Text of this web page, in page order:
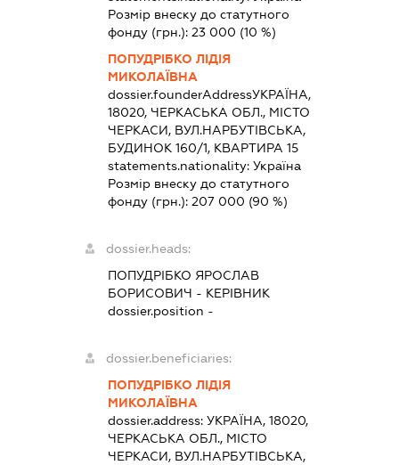
Розмір внеску до статутного
фонду (грн.): 23 000 (10 %)
ПОПУДРІБКО ЛІДІЯ
МИКОЛАЇВНА
dossier.founderAddressУКРАЇНА,
18020, ЧЕРКАСЬКА ОБЛ., МІСТО
ЧЕРКАСИ, ВУЛ.НАРБУТІВСЬКА,
БУДИНОК 160/1, КВАРТИРА 15
statements.nationality: Україна
Розмір внеску до статутного
фонду (грн.): 207 000 (90 %)
dossier.heads:
ПОПУДРІБКО ЯРОСЛАВ
БОРИСОВИЧ - КЕРІВНИК
dossier.position -
dossier.beneficiaries:
ПОПУДРІБКО ЛІДІЯ
МИКОЛАЇВНА
dossier.address: УКРАЇНА, 18020,
ЧЕРКАСЬКА ОБЛ., МІСТО
ЧЕРКАСИ, ВУЛ.НАРБУТІВСЬКА,